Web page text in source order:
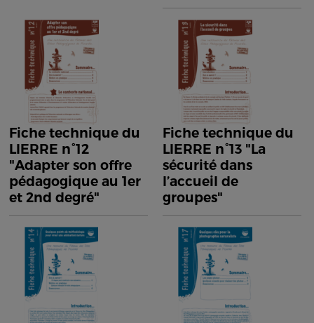
Fiche technique du
LIERRE n°12
"Adapter son offre
pédagogique au 1er
et 2nd degré"
Fiche technique du
LIERRE n°13 "La
sécurité dans
l’accueil de
groupes"